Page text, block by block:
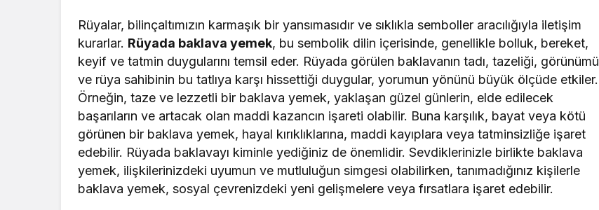
Rüyalar, bilinçaltımızın karmaşık bir yansımasıdır ve sıklıkla semboller aracılığıyla iletişim
kurarlar. Rüyada baklava yemek, bu sembolik dilin içerisinde, genellikle bolluk, bereket,
keyif ve tatmin duygularını temsil eder. Rüyada görülen baklavanın tadı, tazeliği, görünümü
ve rüya sahibinin bu tatlıya karşı hissettiği duygular, yorumun yönünü büyük ölçüde etkiler.
Örneğin, taze ve lezzetli bir baklava yemek, yaklaşan güzel günlerin, elde edilecek
başarıların ve artacak olan maddi kazancın işareti olabilir. Buna karşılık, bayat veya kötü
görünen bir baklava yemek, hayal kırıklıklarına, maddi kayıplara veya tatminsizliğe işaret
edebilir. Rüyada baklavayı kiminle yediğiniz de önemlidir. Sevdiklerinizle birlikte baklava
yemek, ilişkilerinizdeki uyumun ve mutluluğun simgesi olabilirken, tanımadığınız kişilerle
baklava yemek, sosyal çevrenizdeki yeni gelişmelere veya fırsatlara işaret edebilir.